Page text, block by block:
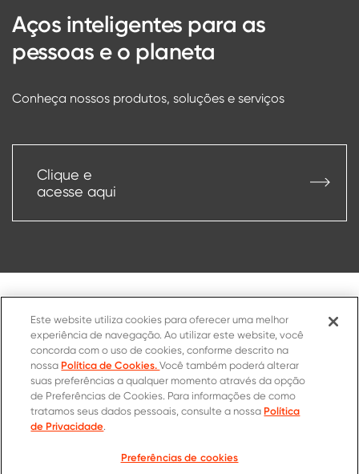
Aços inteligentes para as
pessoas e o planeta
Conheça nossos produtos, soluções e serviços
Clique e
acesse aqui
Voltar ao topo
Este website utiliza cookies para oferecer uma melhor
experiência de navegação. Ao utilizar este website, você
concorda com o uso de cookies, conforme descrito na
nossa Política de Cookies.Você também poderá alterar
suas preferências a qualquer momento através da opção
de Preferências de Cookies. Para informações de como
tratamos seus dados pessoais, consulte a nossa Política
de Privacidade.
Preferências de cookies